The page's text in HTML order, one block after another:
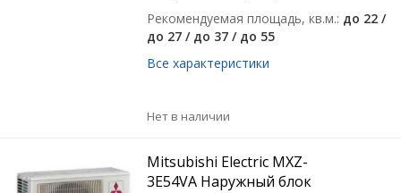
Рекомендуемая площадь, кв.м. до 22 /
до 27 / до 37 / до 55
Все характеристики
Нет в наличии
Mitsubishi Electric MXZ-
3E54VA Наружный блок